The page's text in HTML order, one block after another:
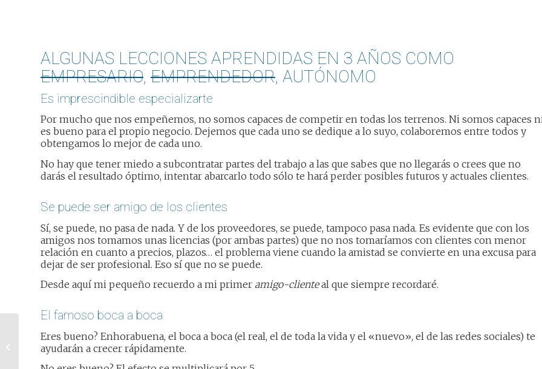
ALGUNAS LECCIONES APRENDIDAS EN 3 AÑOS COMO
EMPRESARIO, EMPRENDEDOR, AUTÓNOMO
Es imprescindible especializarte
Por mucho que nos empeñemos, no somos capaces de competir en todas los terrenos. Ni somos capaces
es bueno para el propio negocio. Dejemos que cada uno se dedique a lo suyo, colaboremos entre todos y
obtengamos lo mejor de cada uno.
No hay que tener miedo a subcontratar partes del trabajo a las que sabes que no llegarás o crees que no
darás el resultado óptimo, intentar abarcarlo todo sólo te hará perder posibles futuros y actuales clientes.
Se puede ser amigo de los clientes
Sí, se puede, no pasa de nada. Y de los proveedores, se puede, tampoco pasa nada. Es evidente que con los
amigos nos tomamos unas licencias (por ambas partes) que no nos tomaríamos con clientes con menor
relación en cuanto a precios, plazos… el problema viene cuando la amistad se convierte en una excusa para
dejar de ser profesional. Eso sí que no se puede.
Desde aquí mi pequeño recuerdo a mi primer amigo-clienteal que siempre recordaré.
El famoso boca a boca
Eres bueno? Enhorabuena, el boca a boca (el real, el de toda la vida y el «nuevo», el de las redes sociales) te
ayudarán a crecer rápidamente.
importantes del año
para los españoles
(según Twitter)